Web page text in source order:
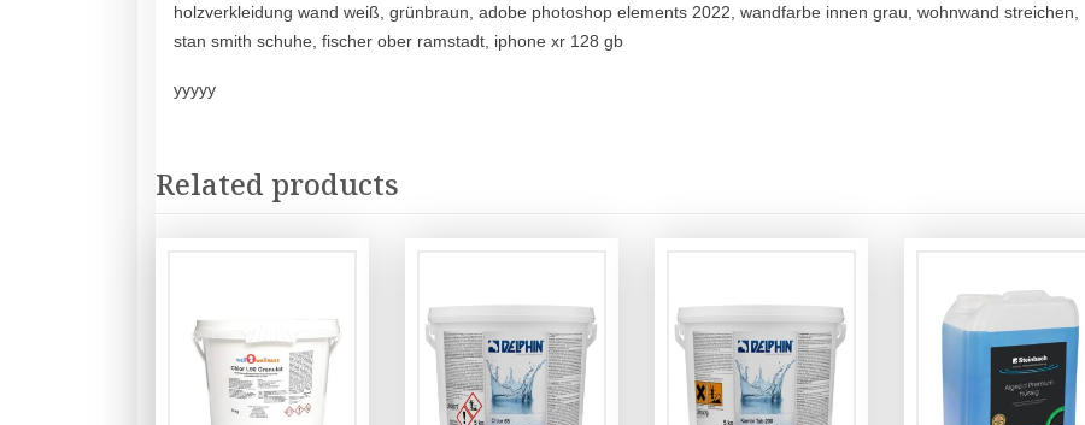
holzverkleidung wand weiß, grünbraun, adobe photoshop elements 2022, wandfarbe innen grau, wohnwand streichen,
stan smith schuhe, fischer ober ramstadt, iphone xr 128 gb
yyyyy
Related products